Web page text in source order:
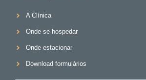
A Clínica
Onde se hospedar
Onde estacionar
Download formulários